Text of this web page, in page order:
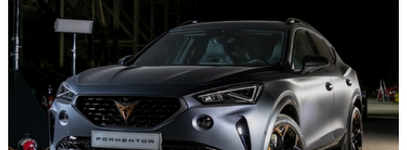
Utilitaires
Flottes
Auto
Services